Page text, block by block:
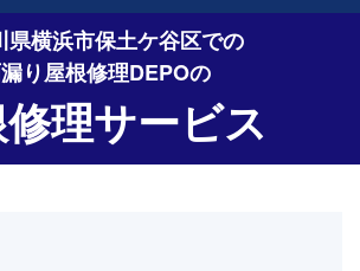
県横浜市保土ケ谷区での
り屋根修理DEPOの
理サービス